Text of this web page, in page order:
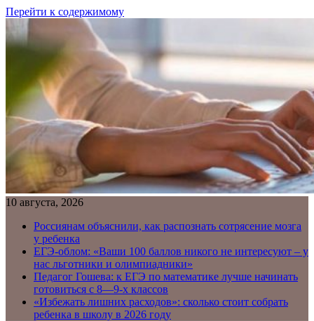
Перейти к содержимому
10 августа, 2026
Россиянам объяснили, как распознать сотрясение мозга
у ребенка
ЕГЭ-облом: «Ваши 100 баллов никого не интересуют – у
нас льготники и олимпиадники»
Педагог Гошева: к ЕГЭ по математике лучше начинать
готовиться с 8—9-х классов
«Избежать лишних расходов»: сколько стоит собрать
ребенка в школу в 2026 году